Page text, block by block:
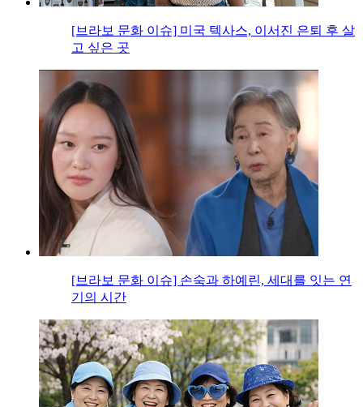
[브라보 문화 이슈] 미국 텍사스, 이서진 은퇴 후 살
고 싶은 곳
[브라보 문화 이슈] 손숙과 하예린, 세대를 잇는 연
기의 시간